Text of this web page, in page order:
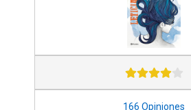
166 Opiniones